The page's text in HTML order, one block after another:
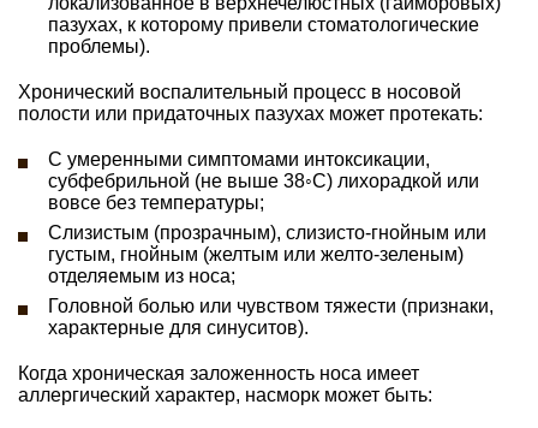
пазухах, к которому привели стоматологические
проблемы).
Хронический воспалительный процесс в носовой
полости или придаточных пазухах может протекать:
С умеренными симптомами интоксикации,
субфебрильной (не выше 38◦С) лихорадкой или
вовсе без температуры;
Слизистым (прозрачным), слизисто-гнойным или
густым, гнойным (желтым или желто-зеленым)
отделяемым из носа;
Головной болью или чувством тяжести (признаки,
характерные для синуситов).
Когда хроническая заложенность носа имеет
аллергический характер, насморк может быть: